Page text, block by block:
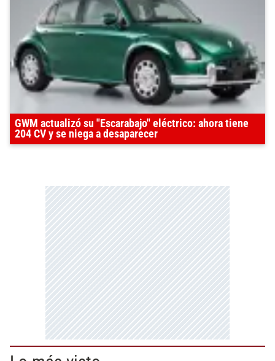
GWM actualizó su "Escarabajo" eléctrico: ahora tiene
204 CV y se niega a desaparecer